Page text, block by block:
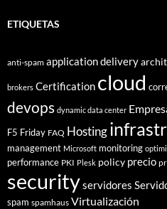
ETIQUETAS
anti-spam application delivery
brokers Certification cloud
devops dynamic data center
F5 Friday FAQ Hosting
management Microsoft monitoring
performance PKI Plesk policy precio
securityservidores
spam spamhaus Virtualización